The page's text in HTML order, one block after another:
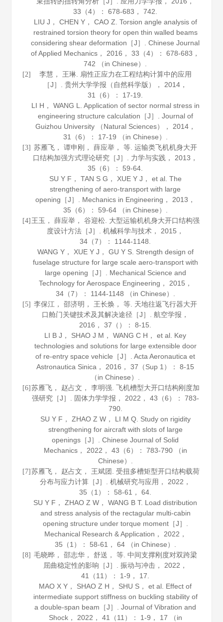
33 （4）： 678-683， 742.
LIU J， CHEN Y， CAO Z. Torsion angle analysis of
restrained torsion theory for open thin walled beams
considering shear deformation［J］.Chinese Journal
of Applied Mechanics ， 2016 ，33 （4）： 678-683，
742 （in Chinese）.
[2]
李慧， 王琳. 扇性正应力在工程结构计算中的应用
［J］.贵州大学学报（自然科学版） ， 2014 ，
31
（6）： 17-19.
LI H， WANG L. Application of sector normal stress in
engineering structure calculation［J］. Journal of
Guizhou University （Natural Sciences）
， 2014，
31
（6）： 17-19 （in Chinese）.
[3] 苏雁飞， 谭申刚， 薛应举， 等. 运输类飞机机身大开
口结构加强方式理论研究［J］. 力学与实践 ， 2013 ，
35 （6）： 59-64.
SU Y F， TAN S G， XUE Y J， et al. The
strengthening of aero-transport with large
opening［J］. Mechanics in Engineering ， 2013 ，
35 （6）： 59-64 （in Chinese）.
[4] 王玉， 薛应举， 谷迎松. 大型运输机机身大开口结构强
度设计方法［J］.机械科学与技术 ， 2015 ，
34 （7）： 1144-1148.
WANG Y， XUE Y J， GU Y S. Strength design of
fuselage structure for large scale aero-transport with
large opening［J］. Mechanical Science and
Technology for Aerospace Engineering ， 2015 ，
34（7）： 1144-1148 （in Chinese）.
[5] 李保江， 邵济明， 王长焕， 等. 天地往返飞行器大开
口舱门关键技术及其解决途径［J］.航空学报 ，
2016 ，37 （）： 8-15.
LI B J， SHAO J M， WANG C H， et al. Key
technologies and solutions for large extensible door
of re-entry space vehicle［J］.Acta Aeronautica et
Astronautica Sinica ， 2016 ，37 （Sup 1）： 8-15
（in Chinese）.
[6] 苏雁飞， 赵占文， 李明强. 飞机槽型大开口结构刚度加
强研究［J］.
固体力学学报 ， 2022 ， 43 （6）： 783-
790.
SU Y F， ZHAO Z W， LI M Q. Study on rigidity
strengthening for aircraft with slots of large
openings［J］.Chinese Journal of Solid
Mechanics， 2022 ， 43 （6）： 783-790 （in
Chinese）.
[7] 苏雁飞， 赵占文， 王斌团. 受扭多槽矩型开口结构载荷
分布与应力计算［J］.机械研究与应用 ， 2022 ，
35 （1）： 58-61， 64.
SU Y F， ZHAO Z W， WANG B T. Load distribution
and stress analysis of the rectagular multi-cabin
opening structure under torque moment［J］.
Mechanical Research & Application ， 2022 ，
35 （1）： 58-61， 64 （in Chinese）.
[8] 毛晓晔， 邵志华， 舒送， 等. 中间支撑刚度对双跨梁
屈曲稳定性的影响［J］.振动与冲击 ， 2022 ，
41
（11）： 1-9， 17.
MAO X Y， SHAO Z H， SHU S， et al. Effect of
intermediate support stiffness on buckling stability of
a double-span beam［J］.Journal of Vibration and
Shock， 2022 ， 41
（11）： 1-9， 17 （in